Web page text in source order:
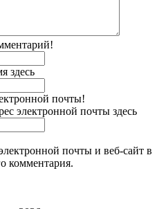
здесь
почты!
электронной почты здесь
почты и веб-сайт в
комментария.